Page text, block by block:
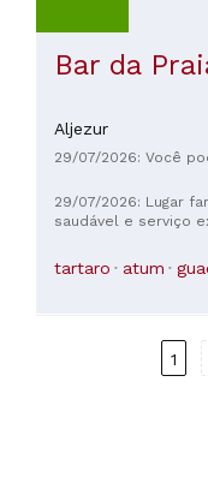
Bar da
Aljezur
29/07/2026: Você
29/07/2026: Lugar
saudável e serviço
tartaro atum
1